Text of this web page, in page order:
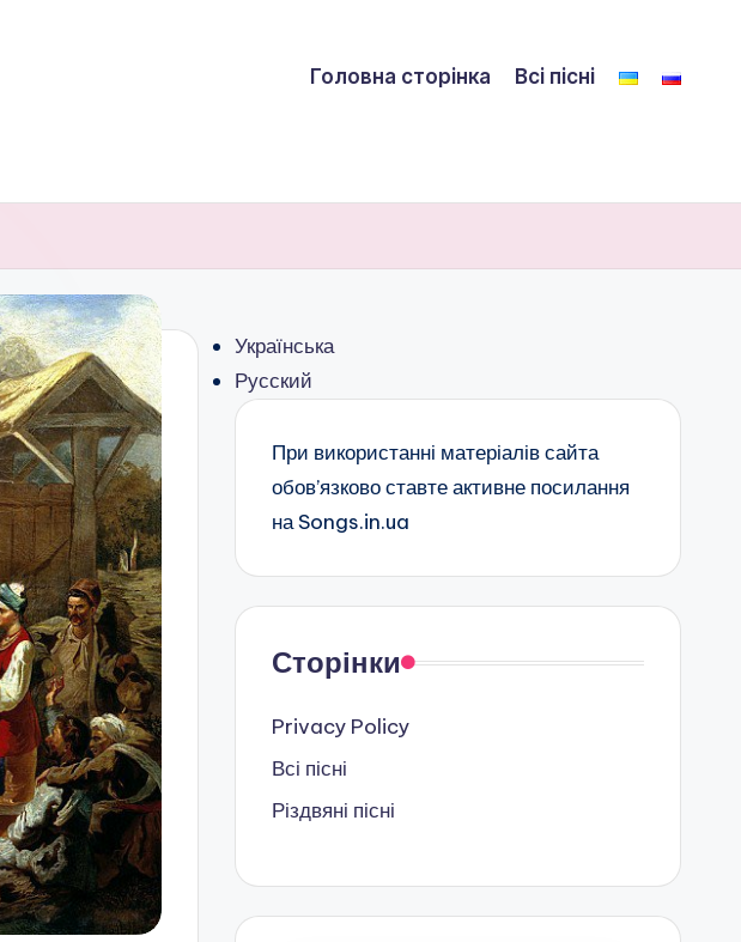
Головна сторінка Всі пісні
Українська
Русский
При використанні матеріалів сайта
обов’язково ставте активне посилання
на Songs.in.ua
Сторінки
Privacy Policy
Всі пісні
Різдвяні пісні